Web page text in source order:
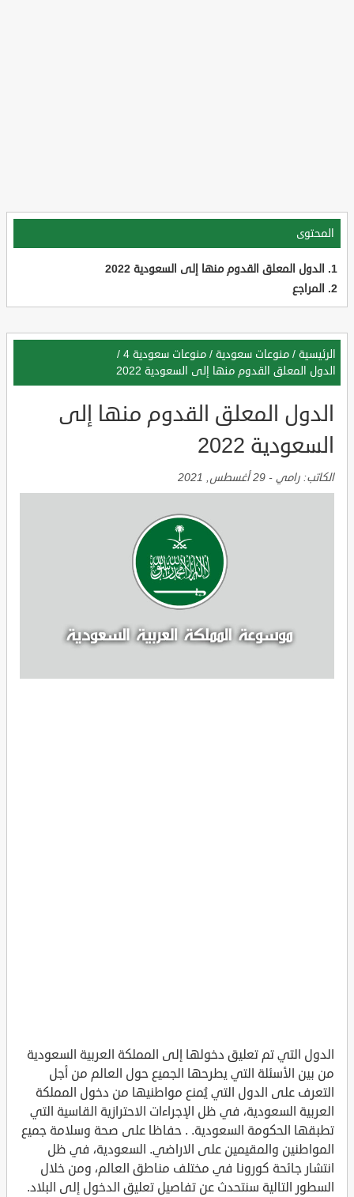
المحتوى
الدول المعلق القدوم منها إلى السعودية 2022
المراجع
الرئيسية / منوعات سعودية / منوعات سعودية 4
/
الدول المعلق القدوم منها إلى السعودية 2022
الدول المعلق القدوم منها إلى
السعودية 2022
الكاتب: رامي - 29 أغسطس, 2021
الدول التي تم تعليق دخولها إلى المملكة العربية السعودية
من بين الأسئلة التي يطرحها الجميع حول العالم من أجل
التعرف على الدول التي يُمنع مواطنيها من دخول المملكة
العربية السعودية، في ظل الإجراءات الاحترازية القاسية التي
تطبقها الحكومة السعودية. . حفاظا على صحة وسلامة جميع
المواطنين والمقيمين على الاراضي. السعودية، في ظل
انتشار جائحة كورونا في مختلف مناطق العالم، ومن خلال
السطور التالية سنتحدث عن تفاصيل تعليق الدخول إلى البلاد.